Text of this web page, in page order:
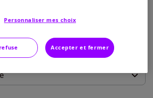
Personnaliser mes choix
Accepter et fermer